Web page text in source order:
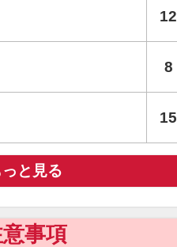
12
8
15
っと見る
事項